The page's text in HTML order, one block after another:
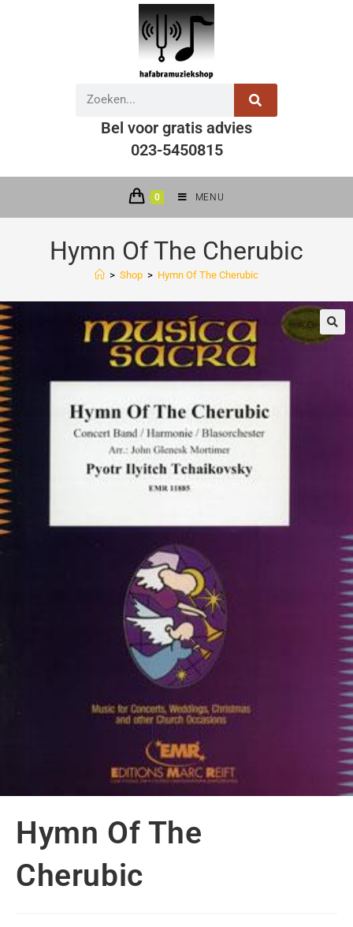
Bel voor gratis advies
023-5450815
0 MENU
Hymn Of The Cherubic
> Shop > Hymn Of The Cherubic
🔍
Hymn Of The
Cherubic